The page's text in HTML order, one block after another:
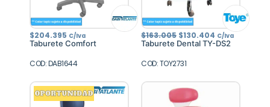
$204.395 C/Iva
Taburete Comfort
COD: DAB1644
$163.005 El
precio
original
$163.005.
$130.404 El
precio
actual
C/Iva
Taburete Dental TY-DS2
COD: TOY2731